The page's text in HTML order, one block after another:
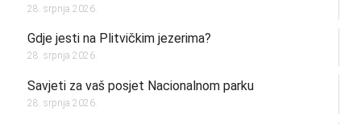
28. srpnja 2026.
Gdje jesti na Plitvičkim jezerima?
28. srpnja 2026.
Savjeti za vaš posjet Nacionalnom parku
28. srpnja 2026.